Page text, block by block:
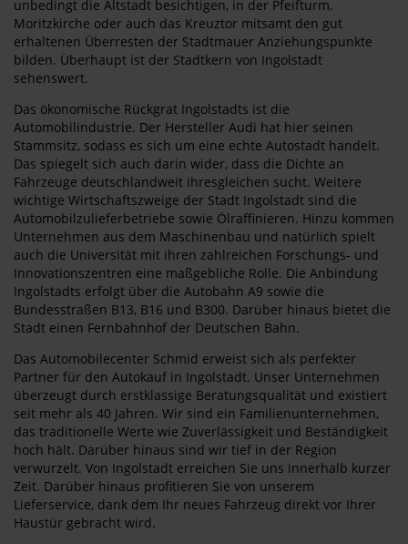
unbedingt die Altstadt besichtigen, in der Pfeifturm,
Moritzkirche oder auch das Kreuztor mitsamt den gut
erhaltenen Überresten der Stadtmauer Anziehungspunkte
bilden. Überhaupt ist der Stadtkern von Ingolstadt
sehenswert.
Das ökonomische Rückgrat Ingolstadts ist die
Automobilindustrie. Der Hersteller Audi hat hier seinen
Stammsitz, sodass es sich um eine echte Autostadt handelt.
Das spiegelt sich auch darin wider, dass die Dichte an
Fahrzeuge deutschlandweit ihresgleichen sucht. Weitere
wichtige Wirtschaftszweige der Stadt Ingolstadt sind die
Automobilzulieferbetriebe sowie Ölraffinieren. Hinzu kommen
Unternehmen aus dem Maschinenbau und natürlich spielt
auch die Universität mit ihren zahlreichen Forschungs- und
Innovationszentren eine maßgebliche Rolle. Die Anbindung
Ingolstadts erfolgt über die Autobahn A9 sowie die
Bundesstraßen B13, B16 und B300. Darüber hinaus bietet die
Stadt einen Fernbahnhof der Deutschen Bahn.
Das Automobilecenter Schmid erweist sich als perfekter
Partner für den Autokauf in Ingolstadt. Unser Unternehmen
überzeugt durch erstklassige Beratungsqualität und existiert
seit mehr als 40 Jahren. Wir sind ein Familienunternehmen,
das traditionelle Werte wie Zuverlässigkeit und Beständigkeit
hoch hält. Darüber hinaus sind wir tief in der Region
verwurzelt. Von Ingolstadt erreichen Sie uns innerhalb kurzer
Zeit. Darüber hinaus profitieren Sie von unserem
Lieferservice, dank dem Ihr neues Fahrzeug direkt vor Ihrer
Haustür gebracht wird.